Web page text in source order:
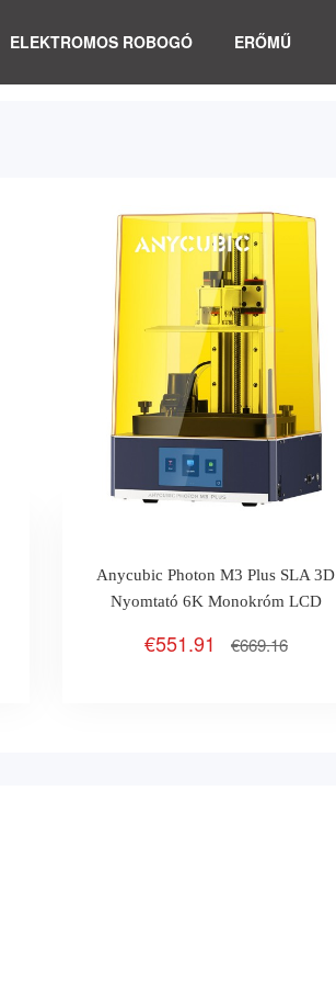
ELEKTROMOS ROBOGÓ ERŐMŰ
Anycubic Photon M3 Plus SLA 3D
Nyomtató 6K Monokróm LCD
€551.91 €669.16